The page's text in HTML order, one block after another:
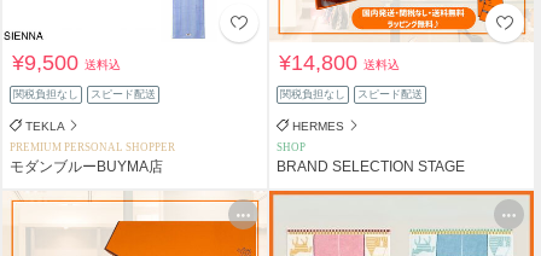
¥9,500送料込
関税負担なし スピード配送
TEKLA
PREMIUM PERSONAL SHOPPER
モダンブルーBUYMA店
¥14,800送料込
関税負担なし スピード配送
HERMES
SHOP
BRAND SELECTION STAGE